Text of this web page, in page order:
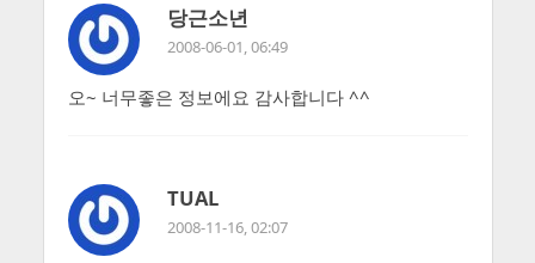
당근소년
2008-06-01, 06:49
오~ 너무좋은 정보에요 감사합니다 ^^
TUAL
2008-11-16, 02:07